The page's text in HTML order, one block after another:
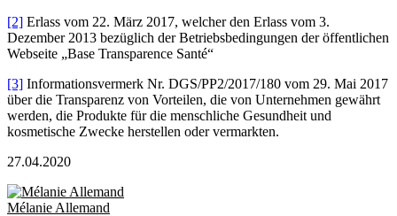
[2] Erlass vom 22. März 2017, welcher den Erlass vom 3.
Dezember 2013 bezüglich der Betriebsbedingungen der öffentlichen
Webseite „Base Transparence Santé“
[3] Informationsvermerk Nr. DGS/PP2/2017/180 vom 29. Mai 2017
über die Transparenz von Vorteilen, die von Unternehmen gewährt
werden, die Produkte für die menschliche Gesundheit und
kosmetische Zwecke herstellen oder vermarkten.
27.04.2020
Mélanie Allemand